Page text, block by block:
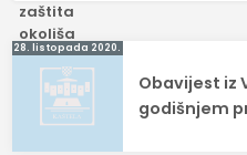
Navigacija
objava
28. listopada 2020.
Obavijest iz
godišnjem